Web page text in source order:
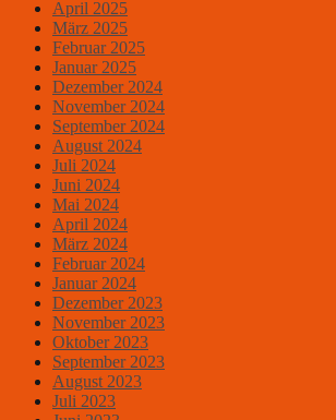
April 2025
März 2025
Februar 2025
Januar 2025
Dezember 2024
November 2024
September 2024
August 2024
Juli 2024
Juni 2024
Mai 2024
April 2024
März 2024
Februar 2024
Januar 2024
Dezember 2023
November 2023
Oktober 2023
September 2023
August 2023
Juli 2023